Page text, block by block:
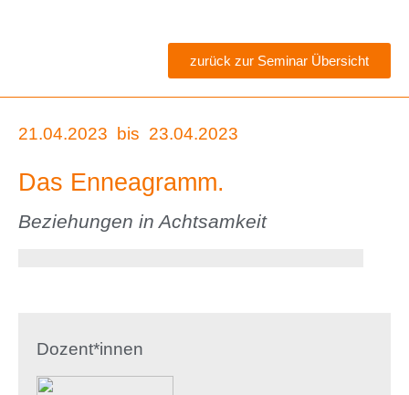
zurück zur Seminar Übersicht
21.04.2023 bis 23.04.2023
Das Enneagramm.
Beziehungen in Achtsamkeit
Dozent*innen